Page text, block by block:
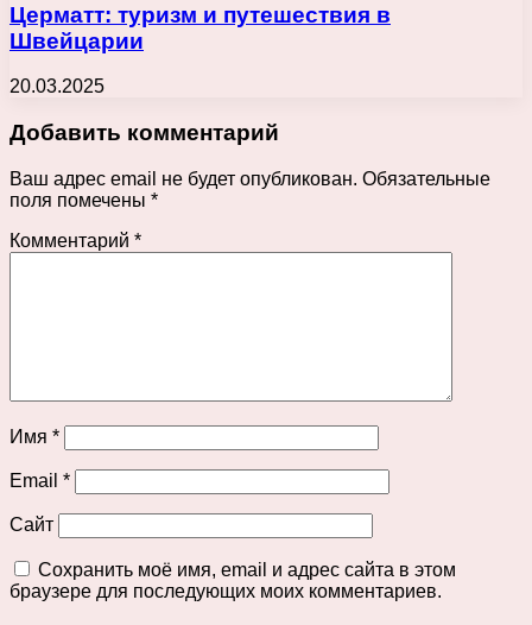
Церматт: туризм и путешествия в
Швейцарии
20.03.2025
Добавить комментарий
Ваш адрес email не будет опубликован. Обязательные
поля помечены *
Комментарий *
Имя *
Email *
Сайт
Сохранить моё имя, email и адрес сайта в этом
браузере для последующих моих комментариев.